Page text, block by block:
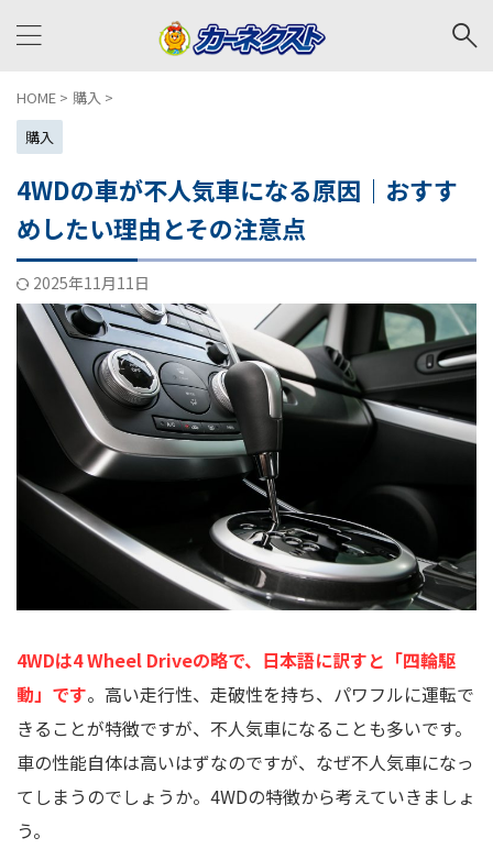
HOME > 購入 >
購入
4WDの車が不人気車になる原因｜おすす
めしたい理由とその注意点
2025年11月11日
4WDは4 Wheel Driveの略で、日本語に訳すと「四輪駆
動」です。高い走行性、走破性を持ち、パワフルに運転で
きることが特徴ですが、不人気車になることも多いです。
車の性能自体は高いはずなのですが、なぜ不人気車になっ
てしまうのでしょうか。4WDの特徴から考えていきましょ
う。